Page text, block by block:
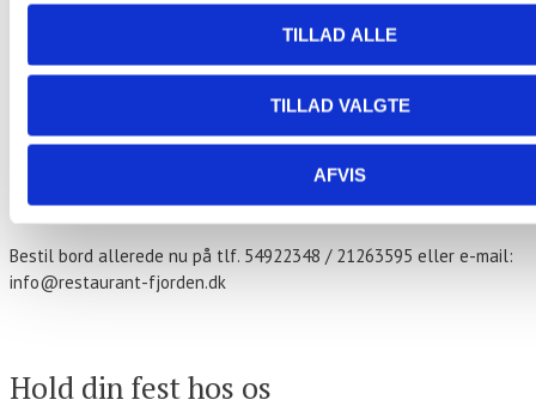
TILLAD ALLE
TILLAD VALGTE
AFVIS
Stegt flæsk ad libitum
179,- kr. per person.
Stegt flæsk med hvide kartofler
Persillesovs og hjemmesyntede rødbeder
Hver torsdag fra kl. 17.00
Bestil bord allerede nu på tlf. 54922348 / 21263595 eller e-mail:
info@restaurant-fjorden.dk
Hold din fest hos os